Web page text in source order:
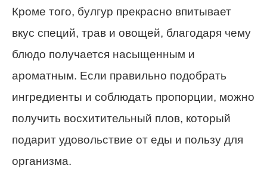
Кроме того, булгур прекрасно впитывает
вкус специй, трав и овощей, благодаря чему
блюдо получается насыщенным и
ароматным. Если правильно подобрать
ингредиенты и соблюдать пропорции, можно
получить восхитительный плов, который
подарит удовольствие от еды и пользу для
организма.